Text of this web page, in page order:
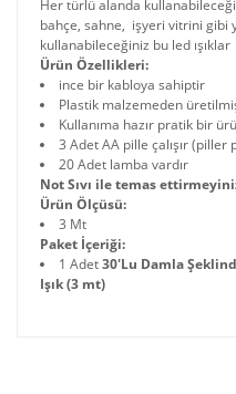
Her türlü alanda
bahçe, sahne, işyeri vitrini gibi
kullanabileceğiniz bu led ışıklar
Ürün Özellikleri:
ince bir kabloya sahiptir
Plastik malzemeden
Kullanıma hazır pratik bir
3 Adet AA pille çalışır
20 Adet lamba vardır
Not Sıvı ile temas
Ürün Ölçüsü:
3 Mt
Paket İçeriği:
1 Adet30'Lu Damla
Işık (3 mt)